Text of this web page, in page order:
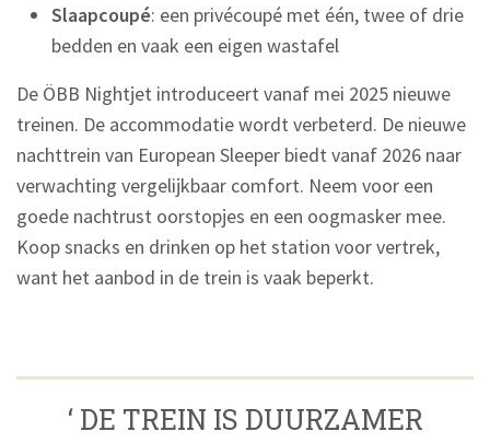
Slaapcoupé: een privécoupé met één, twee of drie
bedden en vaak een eigen wastafel
De ÖBB Nightjet introduceert vanaf mei 2025 nieuwe
treinen. De accommodatie wordt verbeterd. De nieuwe
nachttrein van European Sleeper biedt vanaf 2026 naar
verwachting vergelijkbaar comfort. Neem voor een
goede nachtrust oorstopjes en een oogmasker mee.
Koop snacks en drinken op het station voor vertrek,
want het aanbod in de trein is vaak beperkt.
‘ DE TREIN IS DUURZAMER